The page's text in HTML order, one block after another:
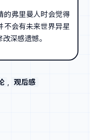
的弗里曼人时会觉得
不会有未来世界异星
深感遗憾。
, 观后感